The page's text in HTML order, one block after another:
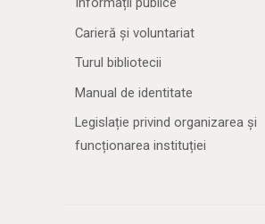
Carieră și voluntariat
Turul bibliotecii
Manual de identitate
Legislație privind organizarea și
funcționarea instituției